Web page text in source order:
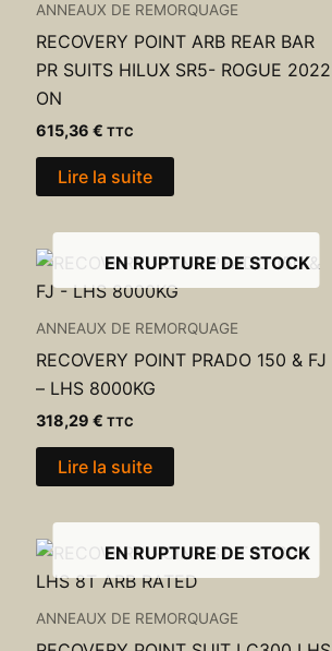
ANNEAUX DE REMORQUAGE
RECOVERY POINT ARB REAR BAR
PR SUITS HILUX SR5- ROGUE 2022
ON
615,36 € TTC
Lire la suite
EN RUPTURE DE STOCK
ANNEAUX DE REMORQUAGE
RECOVERY POINT PRADO 150 & FJ
– LHS 8000KG
318,29 € TTC
Lire la suite
EN RUPTURE DE STOCK
ANNEAUX DE REMORQUAGE